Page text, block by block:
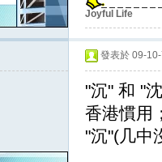
Joyful Life
發表於 09-
"沉" 和 "
香港慣用
"沉"(几中